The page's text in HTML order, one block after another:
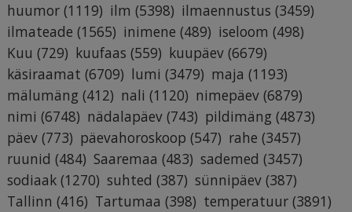
huumor (1119) ilm (5398) ilmaennustus (3459)
ilmateade (1565) inimene (489) iseloom (498)
Kuu (729) kuufaas (559) kuupäev (6679)
käsiraamat (6709) lumi (3479) maja (1193)
mälumäng (412) nali (1120) nimepäev (6879)
nimi (6748) nädalapäev (743) pildimäng (4873)
päev (773) päevahoroskoop (547) rahe (3457)
ruunid (484) Saaremaa (483) sademed (3457)
sodiaak (1270) suhted (387) sünnipäev (387)
Tallinn (416) Tartumaa (398) temperatuur (3891)